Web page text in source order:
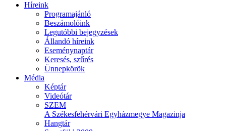
Híreink
Programajánló
Beszámolóink
Legutóbbi bejegyzések
Állandó híreink
Eseménynaptár
Keresés, szűrés
Ünnepkörök
Média
Képtár
Videótár
SZEM
A Székesfehérvári Egyházmegye Magazinja
Hangtár